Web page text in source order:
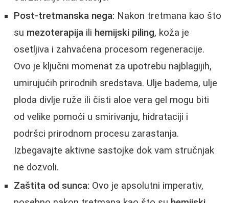
Post-tretmanska nega: Nakon tretmana kao što
su mezoterapija ili hemijski piling, koža je
osetljiva i zahvaćena procesom regeneracije.
Ovo je ključni momenat za upotrebu najblagijih,
umirujućih prirodnih sredstava. Ulje badema, ulje
ploda divlje ruže ili čisti aloe vera gel mogu biti
od velike pomoći u smirivanju, hidrataciji i
podršci prirodnom procesu zarastanja.
Izbegavajte aktivne sastojke dok vam stručnjak
ne dozvoli.
Zaštita od sunca: Ovo je apsolutni imperativ,